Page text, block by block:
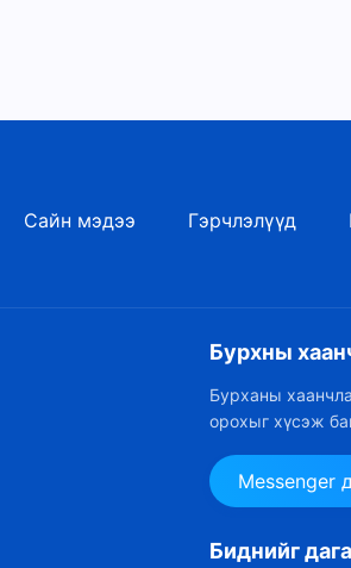
Сайн мэдээ Гэрчлэлүүд
Бурхны
Бурханы
орохыг хүсэж
Messenger
Биднийг